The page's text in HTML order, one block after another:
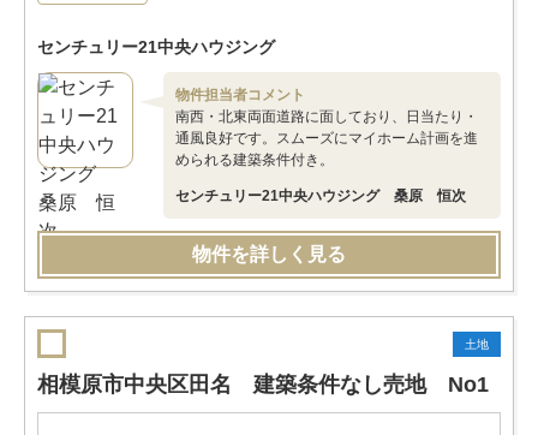
センチュリー21中央ハウジング
物件担当者コメント
南西・北東両面道路に面しており、日当たり・
通風良好です。スムーズにマイホーム計画を進
められる建築条件付き。
センチュリー21中央ハウジング 桑原 恒次
物件を詳しく見る
土地
相模原市中央区田名 建築条件なし売地 No1